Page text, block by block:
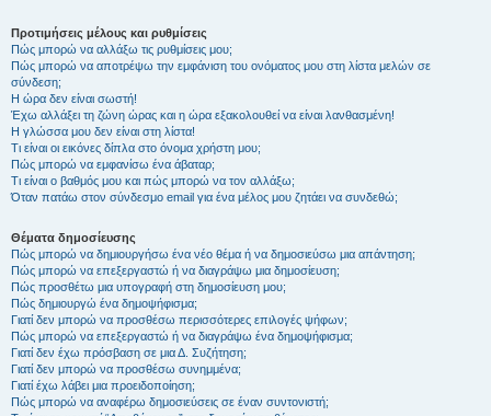
Προτιμήσεις μέλους και ρυθμίσεις
Πώς μπορώ να αλλάξω τις ρυθμίσεις μου;
Πώς μπορώ να αποτρέψω την εμφάνιση του ονόματος μου στη λίστα μελών σε
σύνδεση;
Η ώρα δεν είναι σωστή!
Έχω αλλάξει τη ζώνη ώρας και η ώρα εξακολουθεί να είναι λανθασμένη!
Η γλώσσα μου δεν είναι στη λίστα!
Τι είναι οι εικόνες δίπλα στο όνομα χρήστη μου;
Πώς μπορώ να εμφανίσω ένα άβαταρ;
Τι είναι ο βαθμός μου και πώς μπορώ να τον αλλάξω;
Όταν πατάω στον σύνδεσμο email για ένα μέλος μου ζητάει να συνδεθώ;
Θέματα δημοσίευσης
Πώς μπορώ να δημιουργήσω ένα νέο θέμα ή να δημοσιεύσω μια απάντηση;
Πώς μπορώ να επεξεργαστώ ή να διαγράψω μια δημοσίευση;
Πώς προσθέτω μια υπογραφή στη δημοσίευση μου;
Πώς δημιουργώ ένα δημοψήφισμα;
Γιατί δεν μπορώ να προσθέσω περισσότερες επιλογές ψήφων;
Πώς μπορώ να επεξεργαστώ ή να διαγράψω ένα δημοψήφισμα;
Γιατί δεν έχω πρόσβαση σε μια Δ. Συζήτηση;
Γιατί δεν μπορώ να προσθέσω συνημμένα;
Γιατί έχω λάβει μια προειδοποίηση;
Πώς μπορώ να αναφέρω δημοσιεύσεις σε έναν συντονιστή;